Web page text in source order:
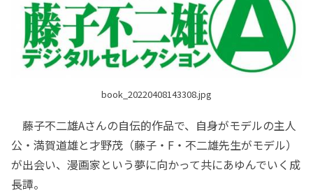
book_20220408143308.jpg
藤子不二雄Aさんの自伝的作品で、自身がモデルの主人
公・満賀道雄と才野茂（藤子・F・不二雄先生がモデル）
が出会い、漫画家という夢に向かって共にあゆんでいく成
長譚。